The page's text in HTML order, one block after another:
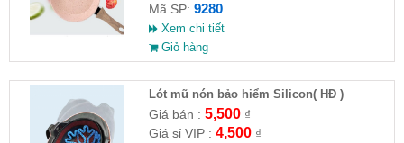
Mã SP: 9280
Xem chi tiết
Giỏ hàng
Lót mũ nón bảo hiểm Silicon( HĐ )
Giá bán : 5,500₫
Giá sỉ VIP : 4,500₫